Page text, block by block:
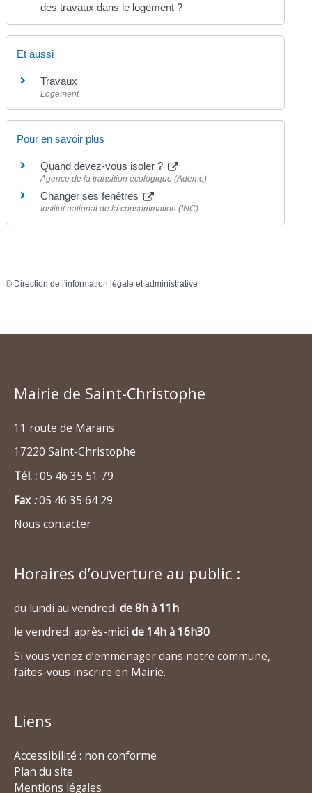
des travaux dans le logement ?
Et aussi
Travaux
Logement
Pour en savoir plus
Quand devez-vous isoler ?
Agence de la transition écologique (Ademe)
Changer ses fenêtres
Institut national de la consommation (INC)
© Direction de l'information légale et administrative
Mairie de Saint-Christophe
11 route de Marans
17220 Saint-Christophe
Tél. :05 46 35 51 79
Fax:05 46 35 64 29
Nous contacter
Horaires d’ouverture au public :
du lundi au vendredi de 8h à 11h
le vendredi après-midi de 14h à 16h30
Si vous venez d’emménager dans notre commune,
faites-vous inscrire en Mairie.
Liens
Accessibilité : non conforme
Plan du site
Mentions légales